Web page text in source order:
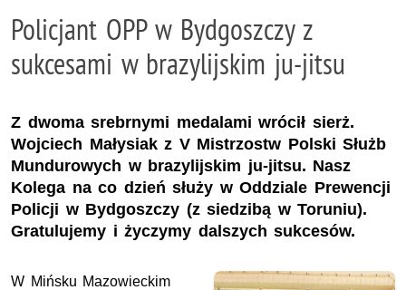
Policjant OPP w Bydgoszczy z
sukcesami w brazylijskim ju-jitsu
Z dwoma srebrnymi medalami wrócił sierż.
Wojciech Małysiak z V Mistrzostw Polski Służb
Mundurowych w brazylijskim ju-jitsu. Nasz
Kolega na co dzień służy w Oddziale Prewencji
Policji w Bydgoszczy (z siedzibą w Toruniu).
Gratulujemy i życzymy dalszych sukcesów.
W Mińsku Mazowieckim